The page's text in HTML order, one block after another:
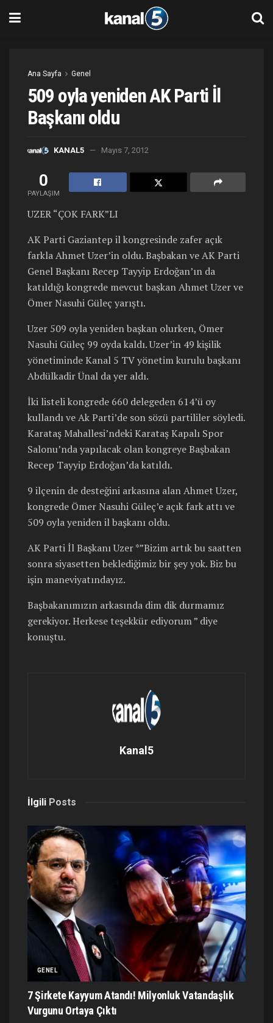
Ana Sayfa Genel
509 oyla yeniden AK Parti İl
Başkanı oldu
KANAL5 Mayıs 7, 2012
0
PAYLAŞIM
UZER “ÇOK FARK”LI
AK Parti Gaziantep il kongresinde zafer açık
farkla Ahmet Uzer’in oldu. Başbakan ve AK Parti
Genel Başkanı Recep Tayyip Erdoğan’ın da
katıldığı kongrede mevcut başkan Ahmet Uzer ve
Ömer Nasuhi Güleç yarıştı.
Uzer 509 oyla yeniden başkan olurken, Ömer
Nasuhi Güleç 99 oyda kaldı. Uzer’in 49 kişilik
yönetiminde Kanal 5 TV yönetim kurulu başkanı
Abdülkadir Ünal da yer aldı.
İki listeli kongrede 660 delegeden 614’ü oy
kullandı ve Ak Parti’de son sözü partililer söyledi.
Karataş Mahallesi’ndeki Karataş Kapalı Spor
Salonu’nda yapılacak olan kongreye Başbakan
Recep Tayyip Erdoğan’da katıldı.
9 ilçenin de desteğini arkasına alan Ahmet Uzer,
kongrede Ömer Nasuhi Güleç’e açık fark attı ve
509 oyla yeniden il başkanı oldu.
AK Parti İl Başkanı Uzer *”Bizim artık bu saatten
sonra siyasetten beklediğimiz bir şey yok. Biz bu
işin maneviyatındayız.
Başbakanımızın arkasında dim dik durmamız
gerekiyor. Herkese teşekkür ediyorum ” diye
konuştu.
Kanal5
İlgili Posts
GENEL
7 Şirkete Kayyum Atandı! Milyonluk Vatandaşlık
Vurgunu Ortaya Çıktı